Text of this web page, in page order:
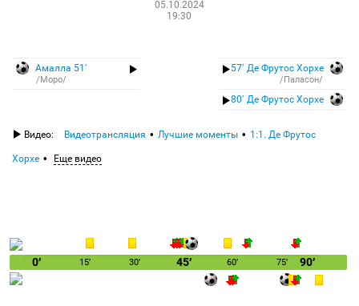
05.10.2024
19:30
Амалла 51′
/Моро/
57′ Де Фрутос Хорхе
/Паласон/
80′ Де Фрутос Хорхе
Видео: Видеотрансляция Лучшие моменты 1:1. Де Фрутос
Хорхе Еще видео
0′ 15′ 30′ 45′ 60′ 75′ 90′